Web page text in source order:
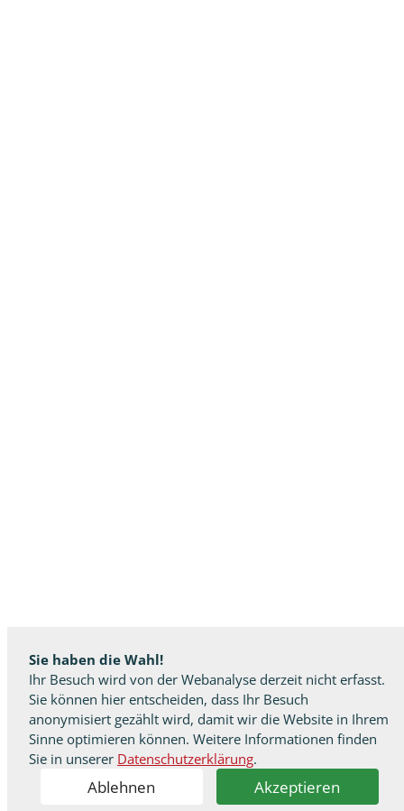
Sie haben die Wahl!
Ihr Besuch wird von der Webanalyse derzeit nicht erfasst.
Sie können hier entscheiden, dass Ihr Besuch
anonymisiert gezählt wird, damit wir die Website in Ihrem
Sinne optimieren können. Weitere Informationen finden
Sie in unserer Datenschutzerklärung.
Ablehnen Akzeptieren